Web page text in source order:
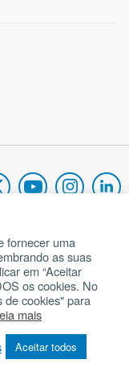
fornecer uma
as suas
em “Aceitar
os cookies. No
de cookies" para
mais
Aceitar todos